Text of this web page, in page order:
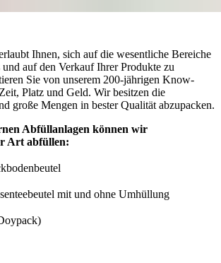
Ihnen, sich auf die wesentliche Bereiche
auf den Verkauf Ihrer Produkte zu
Sie von unserem 200-jährigen Know-
Platz und Geld. Wir besitzen die
große Mengen in bester Qualität abzupacken.
Abfüllanlagen können wir
Art abfüllen:
mit und ohne Umhüllung